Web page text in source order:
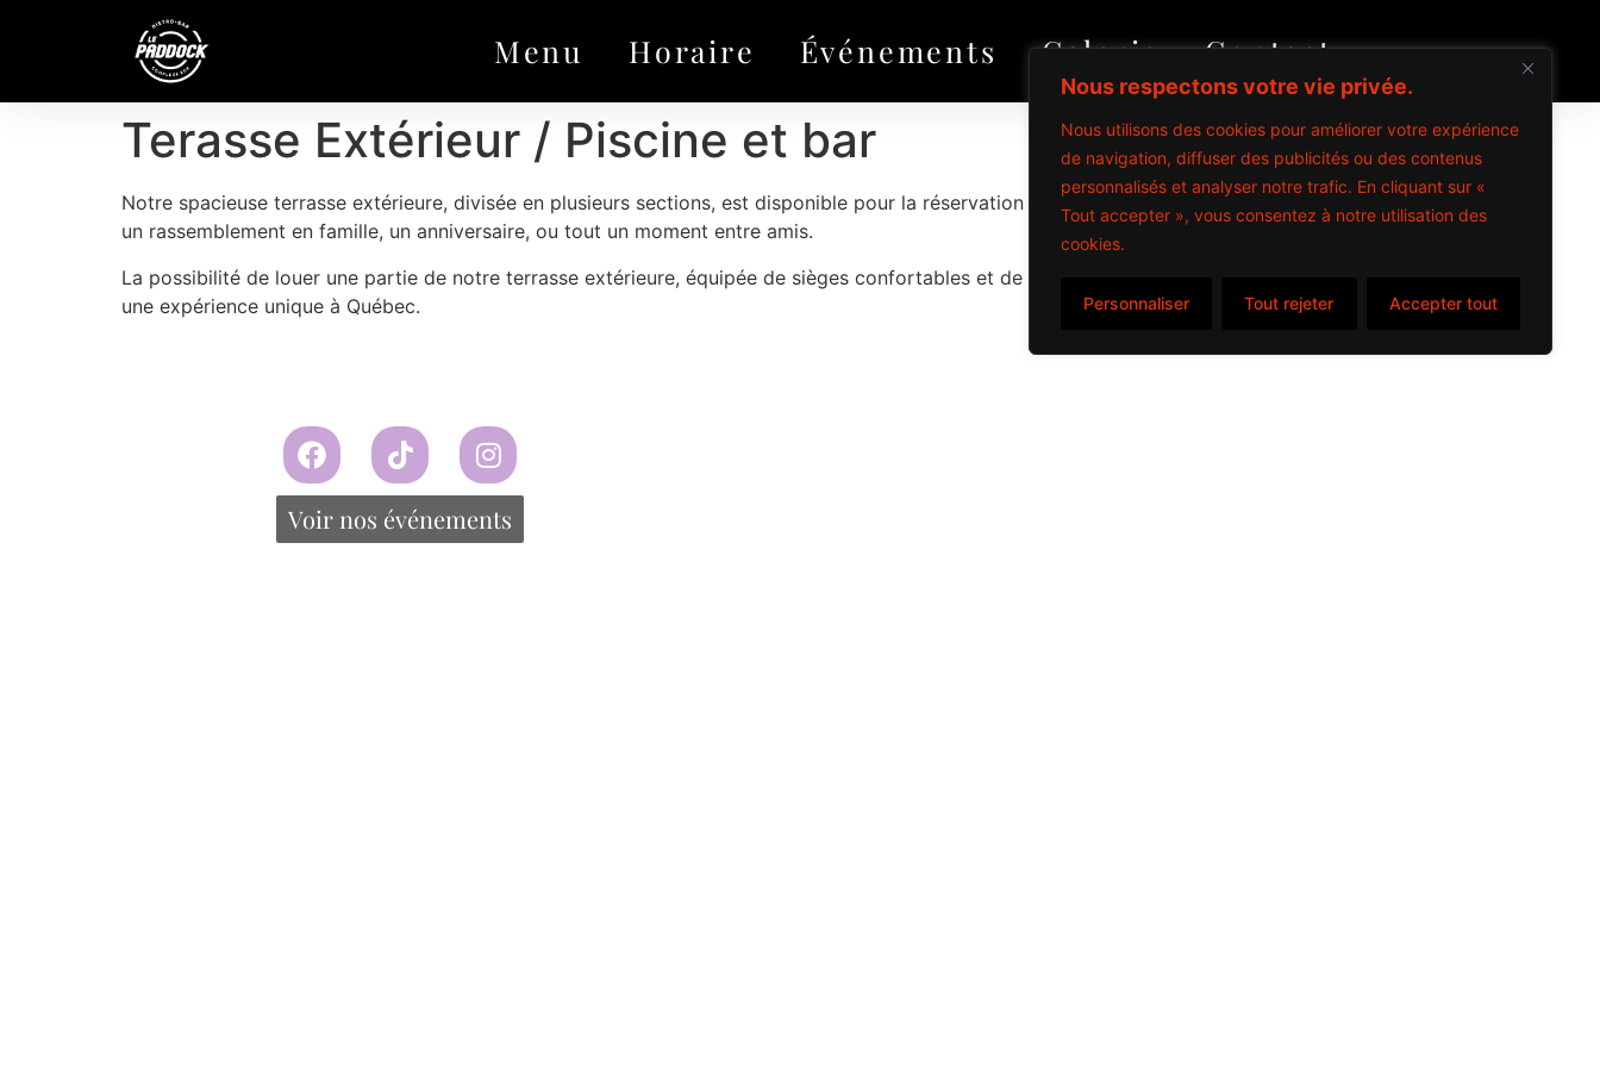
Nous respectons votre vie privée.
Nous utilisons des cookies pour améliorer votre expérience
de navigation, diffuser des publicités ou des contenus
personnalisés et analyser notre trafic. En cliquant sur «
Tout accepter », vous consentez à notre utilisation des
cookies.
Personnaliser Tout rejeter Accepter tout
Menu Horaire Événements Galerie Contact
Terasse Extérieur / Piscine et bar
Notre spacieuse terrasse extérieure, divisée en plusieurs sections, est disponible pour la réservation de vos occasions spéciales, que ce soit une fête,
un rassemblement en famille, un anniversaire, ou tout un moment entre amis.
La possibilité de louer une partie de notre terrasse extérieure, équipée de sièges confortables et de divans, avec l’option d’accès à une piscine, offre
une expérience unique à Québec.
Voir nos événements